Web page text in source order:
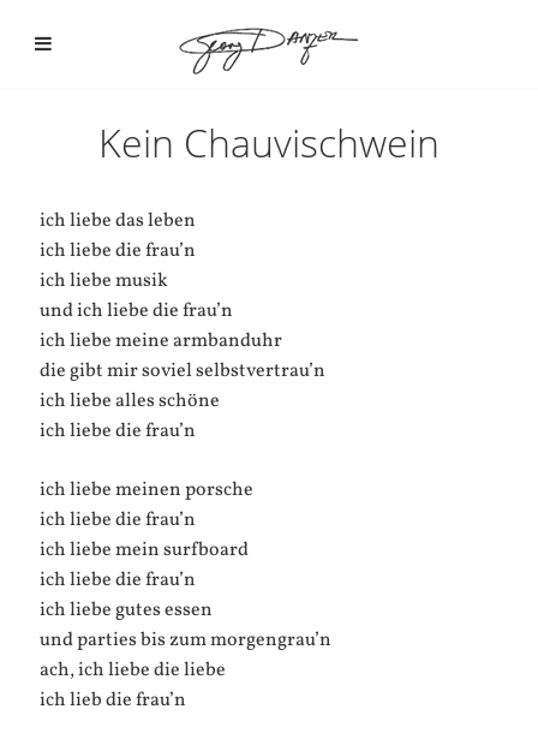
Kein Chauvischwein
ich liebe das leben
ich liebe die frau’n
ich liebe musik
und ich liebe die frau’n
ich liebe meine armbanduhr
die gibt mir soviel selbstvertrau’n
ich liebe alles schöne
ich liebe die frau’n
ich liebe meinen porsche
ich liebe die frau’n
ich liebe mein surfboard
ich liebe die frau’n
ich liebe gutes essen
und parties bis zum morgengrau’n
ach, ich liebe die liebe
ich lieb die frau’n